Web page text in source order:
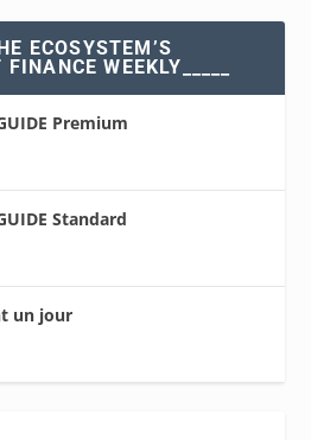
ECOSYSTEM’S
WEEKLY_____
Premium
Standard
un jour